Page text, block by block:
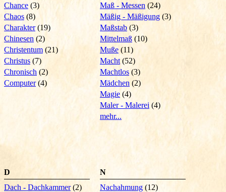
Chance (3)
Chaos (8)
Charakter (19)
Chinesen (2)
Christentum (21)
Christus (7)
Chronisch (2)
Computer (4)
D
Dach - Dachkammer (2)
Maß - Messen (24)
Mäßig - Mäßigung (3)
Maßstab (3)
Mittelmaß (10)
Muße (11)
Macht (52)
Machtlos (3)
Mädchen (2)
Magie (4)
Maler - Malerei (4)
mehr...
N
Nachahmung (12)